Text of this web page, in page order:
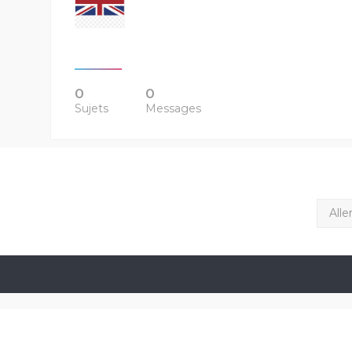
0
Sujets
0
Messages